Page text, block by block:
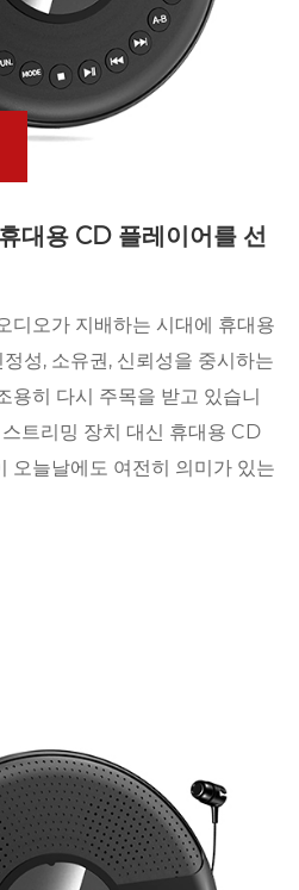
대용 CD 플레이어를 선
디오가 지배하는 시대에 휴대용
성, 소유권, 신뢰성을 중시하는
용히 다시 주목을 받고 있습니
트리밍 장치 대신 휴대용 CD
오늘날에도 여전히 의미가 있는